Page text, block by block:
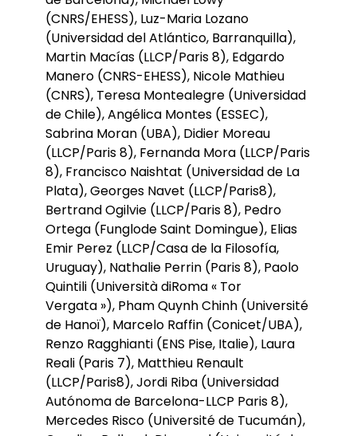
(CNRS/EHESS), Luz-Maria Lozano
(Universidad del Atlántico, Barranquilla),
Martin Macías (LLCP/Paris 8), Edgardo
Manero (CNRS-EHESS), Nicole Mathieu
(CNRS), Teresa Montealegre (Universidad
de Chile), Angélica Montes (ESSEC),
Sabrina Moran (UBA), Didier Moreau
(LLCP/Paris 8), Fernanda Mora (LLCP/Paris
8), Francisco Naishtat (Universidad de La
Plata), Georges Navet (LLCP/Paris8),
Bertrand Ogilvie (LLCP/Paris 8), Pedro
Ortega (Funglode Saint Domingue), Elias
Emir Perez (LLCP/Casa de la Filosofía,
Uruguay), Nathalie Perrin (Paris 8), Paolo
Quintili (Università diRoma « Tor
Vergata »), Pham Quynh Chinh (Université
de Hanoï), Marcelo Raffin (Conicet/UBA),
Renzo Ragghianti (ENS Pise, Italie), Laura
Reali (Paris 7), Matthieu Renault
(LLCP/Paris8), Jordi Riba (Universidad
Autónoma de Barcelona-LLCP Paris 8),
Mercedes Risco (Université de Tucumán),